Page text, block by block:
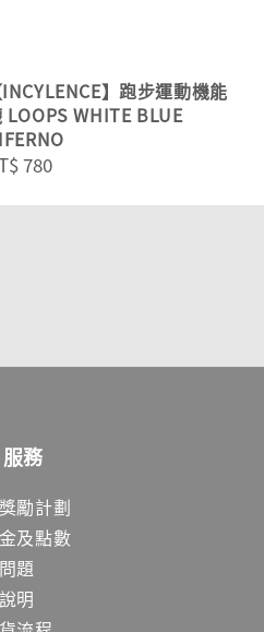
INCYLENCE】跑步運動機能
LOOPS WHITE BLUE
780
務
勵計劃
及點數
題
明